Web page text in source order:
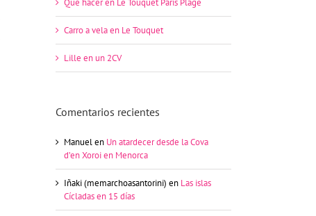
Qué hacer en Le Touquet Paris Plage
Carro a vela en Le Touquet
Lille en un 2CV
Comentarios recientes
Manuelen Un atardecer desde la Cova
d’en Xoroi en Menorca
Iñaki (memarchoasantorini) en Las islas
Cícladas en 15 días